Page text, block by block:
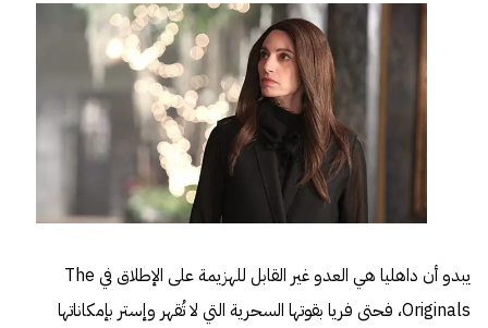
يبدو أن داهليا هي العدو غير القابل للهزيمة على الإطلاق في The
Originals، فحتى فريا بقوتها السحرية التي لا تُقهر وإستر بإمكاناتها